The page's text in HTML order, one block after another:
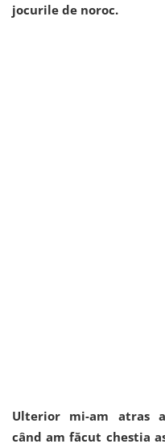
jocurile de noroc.
Ulterior mi-am atras
când am făcut chestia